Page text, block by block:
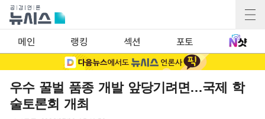
메인 랭킹 섹션 포토
우수 꿀벌 품종 개발 앞당기려면…국제 학
술토론회 개최